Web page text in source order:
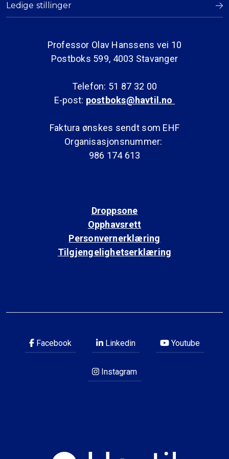
Ledige stillinger
Professor Olav Hanssens vei 10
Postboks 599, 4003 Stavanger
Telefon: 51 87 32 00
E-post: postboks@havtil.no
Faktura ønskes sendt som EHF
Organisasjonsnummer:
986 174 613
Droppsone
Opphavsrett
Personvernerklæring
Tilgjengelighetserklæring
Facebook Linkedin Youtube
Instagram